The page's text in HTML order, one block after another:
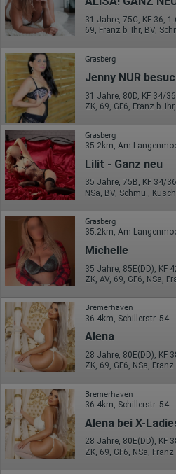
Grasberg
Jenny NUR
ZK, 69, GF6, Franz b.
Grasberg
35.2km, Am
Lilit - Ganz neu
Grasberg
35.2km, Am
Michelle
ZK, AV, 69, GF6, NSa,
Bremerhaven
36.4km, Schillerstr. 54
Alena
Bremerhaven
36.4km, Schillerstr. 54
Alena bei X-